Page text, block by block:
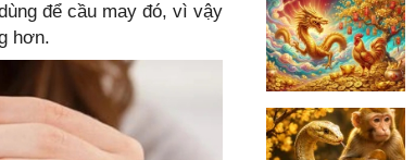
để cầu may đó, vì vậy
hơn.